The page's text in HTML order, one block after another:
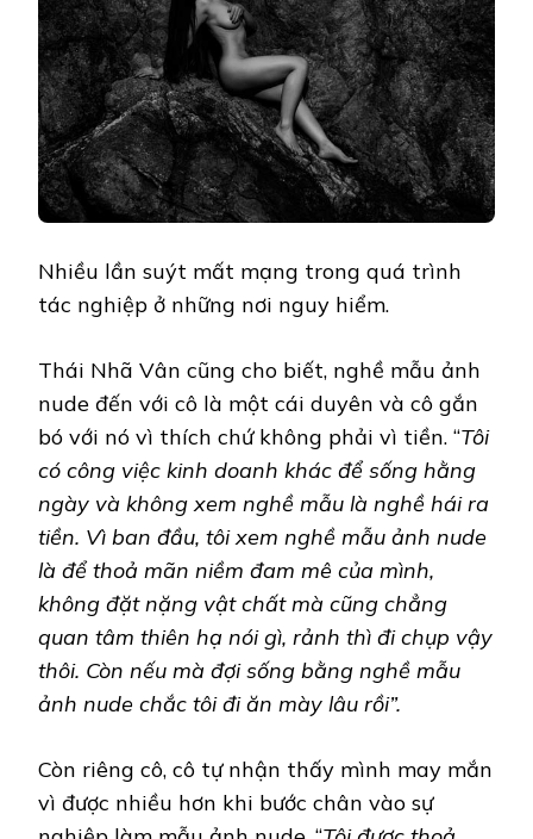
Nhiều lần suýt mất mạng trong quá trình
tác nghiệp ở những nơi nguy hiểm.
Thái Nhã Vân cũng cho biết, nghề mẫu ảnh
nude đến với cô là một cái duyên và cô gắn
bó với nó vì thích chứ không phải vì tiền. “Tôi
có công việc kinh doanh khác để sống hằng
ngày và không xem nghề mẫu là nghề hái ra
tiền. Vì ban đầu, tôi xem nghề mẫu ảnh nude
là để thoả mãn niềm đam mê của mình,
không đặt nặng vật chất mà cũng chẳng
quan tâm thiên hạ nói gì, rảnh thì đi chụp vậy
thôi. Còn nếu mà đợi sống bằng nghề mẫu
ảnh nude chắc tôi đi ăn mày lâu rồi”.
Còn riêng cô, cô tự nhận thấy mình may mắn
vì được nhiều hơn khi bước chân vào sự